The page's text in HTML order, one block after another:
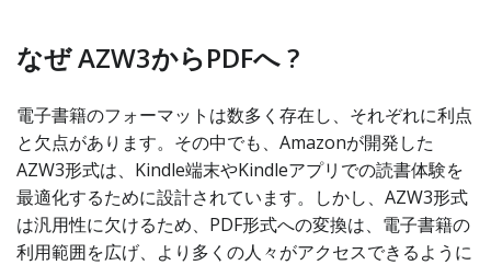
なぜ AZW3からPDFへ ?
電子書籍のフォーマットは数多く存在し、それぞれに利点
と欠点があります。その中でも、Amazonが開発した
AZW3形式は、Kindle端末やKindleアプリでの読書体験を
最適化するために設計されています。しかし、AZW3形式
は汎用性に欠けるため、PDF形式への変換は、電子書籍の
利用範囲を広げ、より多くの人々がアクセスできるように